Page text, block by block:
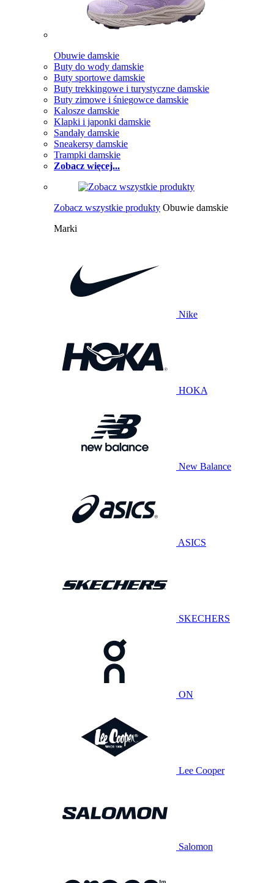
Obuwie damskie
Buty do wody damskie
Buty sportowe damskie
Buty trekkingowe i turystyczne damskie
Buty zimowe i śniegowce damskie
Kalosze damskie
Klapki i japonki damskie
Sandały damskie
Sneakersy damskie
Trampki damskie
Zobacz więcej...
Zobacz wszystkie produkty Obuwie damskie
Marki
Nike
HOKA
New Balance
ASICS
SKECHERS
ON
Lee Cooper
Salomon